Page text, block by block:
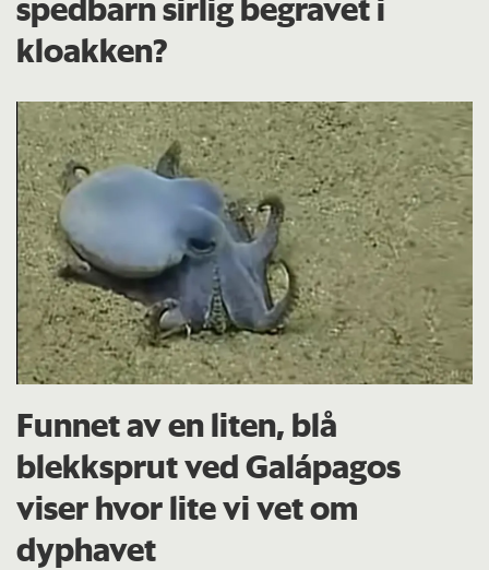
kloakken?
Funnet av en liten, blå
blekksprut ved Galápagos
viser hvor lite vi vet om
dyphavet